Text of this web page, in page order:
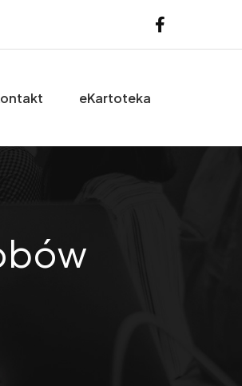
eKartoteka